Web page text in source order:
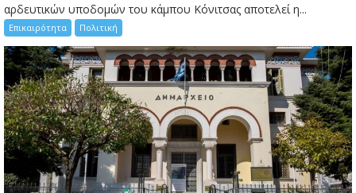
αρδευτικών υποδομών του κάμπου Κόνιτσας αποτελεί η...
Επικαιρότητα Πολιτική